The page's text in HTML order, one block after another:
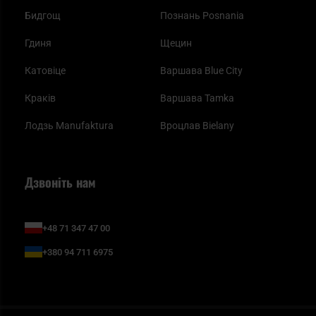
Бидгощ
Гдиня
Катовіце
Краків
Лодзь Manufaktura
Познань Posnania
Щецин
Варшава Blue City
Варшава Tamka
Вроцлав Bielany
Дзвоніть нам
+48 71 347 47 00
+380 94 711 6975